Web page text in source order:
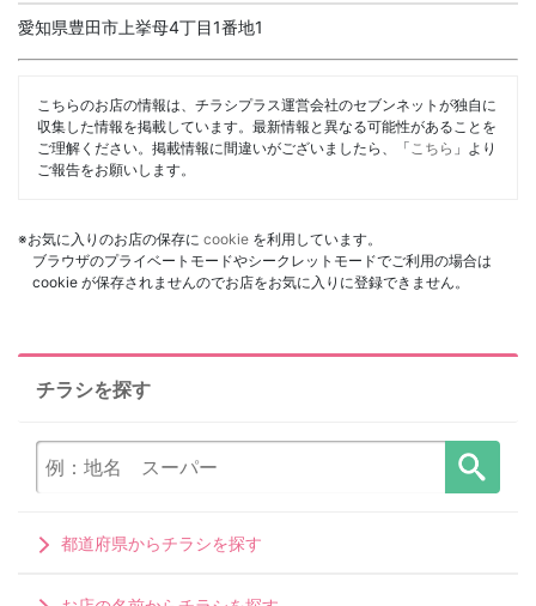
愛知県豊田市上挙母4丁目1番地1
こちらのお店の情報は、チラシプラス運営会社のセブンネットが独自に
収集した情報を掲載しています。最新情報と異なる可能性があることを
ご理解ください。掲載情報に間違いがございましたら、「 こちら 」より
ご報告をお願いします。
※お気に入りのお店の保存に cookie を利用しています。
ブラウザのプライベートモードやシークレットモードでご利用の場合は
cookie が保存されませんのでお店をお気に入りに登録できません。
チラシを探す
都道府県からチラシを探す